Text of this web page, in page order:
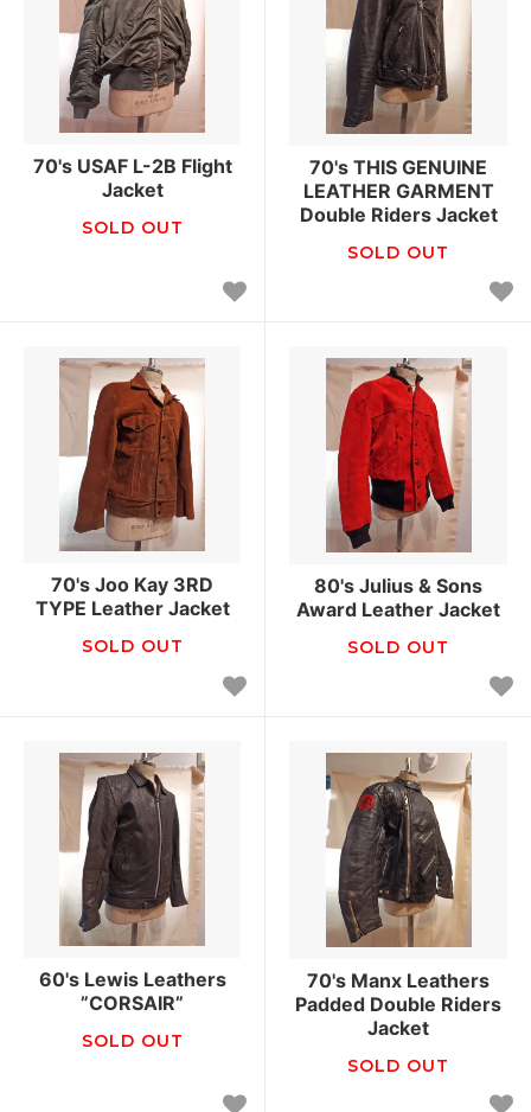
70's USAF L-2B Flight
Jacket
SOLD OUT
70's THIS GENUINE
LEATHER GARMENT
Double Riders Jacket
SOLD OUT
70's Joo Kay 3RD
TYPE Leather Jacket
SOLD OUT
80's Julius & Sons
Award Leather Jacket
SOLD OUT
60's Lewis Leathers
”CORSAIR”
SOLD OUT
70's Manx Leathers
Padded Double Riders
Jacket
SOLD OUT